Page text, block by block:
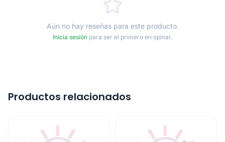
Aún no hay reseñas para este producto.
Inicia sesión para ser el primero en opinar.
Productos relacionados